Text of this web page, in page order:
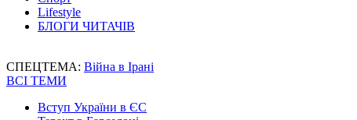
Lifestyle
БЛОГИ ЧИТАЧІВ
СПЕЦТЕМА: Війна в Ірані
ВСІ ТЕМИ
Вступ України в ЄС